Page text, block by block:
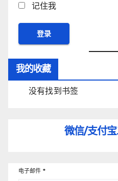
记住我
我的收藏
没有找到书签
微信/支付宝
电子邮件 *